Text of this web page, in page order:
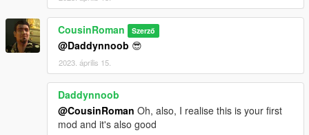
CousinRoman Szerző
@Daddynnoob 😎
2023. április 15.
Daddynnoob
@CousinRoman Oh, also, I realise this is your first
mod and it's also good